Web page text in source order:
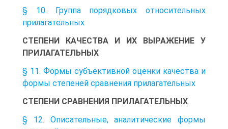
§ 10. Группа порядковых относительных
прилагательных
СТЕПЕНИ КАЧЕСТВА И ИХ ВЫРАЖЕНИЕ У
ПРИЛАГАТЕЛЬНЫХ
§ 11. Формы субъективной оценки качества и
формы степеней сравнения прилагательных
СТЕПЕНИ СРАВНЕНИЯ ПРИЛАГАТЕЛЬНЫХ
§ 12. Описательные, аналитические формы